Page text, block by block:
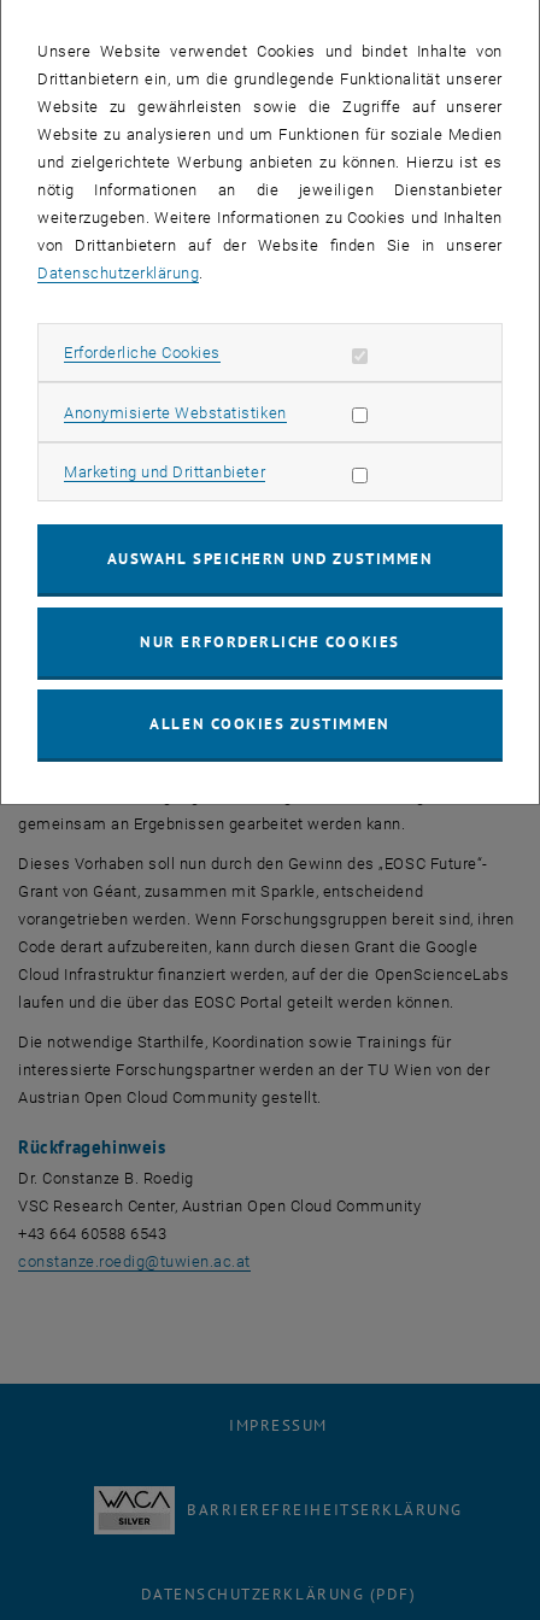
SolcheComputercodesmit anderen zu teilen – etwa mit
FachkollegInnen anderer Forschungsgruppen – ist oft sehr
schwierig: Es reicht nicht, den Codeweiterzugeben und darauf zu
vertrauen, dass jemand anderer ihn ordnungsgemäß zum Laufen
bringen kann. Meist ist die korrekte Installation und Compilierung
kompliziert, zeitaufwendig, umständlich und nicht auf einfache
Weise verifizierbar.
Wissenschaftler_innen darauf verzichten,
Zusammenarbeit lösbar sind.
OpenScienceLabsin der European Open Science Cloud
Zusammenarbeit erleichtern
Eine bessere und einfachere Zusammenarbeit soll nun durch
sogenannte „OpenScienceLabs for High Performance Computing“
in denen man einen Code platzieren und anderen Leuten darauf
Zugriff gewähren kann. Der Code kann dann sofort und unmittelbar
weniger rechenintensive Anwendungsfälle ausprobieren, um den
Umgang mit demCodezu lernen und vielleicht zu entscheiden, ob
auf einem Großrechner zu installieren.
Somit wird eine weltumspannende Zusammenarbeit möglich, durch
gemeinsam an Ergebnissen gearbeitet werden kann.
Dieses Vorhaben soll nun durch den Gewinn des „EOSC Future“-
Grant von Géant, zusammen mit Sparkle, entscheidend
vorangetrieben werden. Wenn Forschungsgruppen bereit sind, ihren
Code derart aufzubereiten, kann durch diesen Grant die Google
Cloud Infrastruktur finanziert werden, auf der die OpenScienceLabs
laufen und die über das EOSC Portal geteilt werden können.
Die notwendige Starthilfe, Koordination sowie Trainings für
interessierte Forschungspartner werden an der TU Wien von der
Austrian Open Cloud Community gestellt.
Rückfragehinweis
Dr. Constanze B. Roedig
VSC Research Center, Austrian Open Cloud Community
+43 664 60588 6543
constanze.roedig@tuwien.ac.at
IMPRESSUM
BARRIEREFREIHEITSERKLÄRUNG
DATENSCHUTZERKLÄRUNG (PDF)
Unsere Website verwendet Cookies und bindet Inhalte von
Drittanbietern ein, um die grundlegende Funktionalität unserer
Website zu gewährleisten sowie die Zugriffe auf unserer
Website zu analysieren und um Funktionen für soziale Medien
und zielgerichtete Werbung anbieten zu können. Hierzu ist es
nötig Informationen an die jeweiligen Dienstanbieter
weiterzugeben. Weitere Informationen zu Cookies und Inhalten
von Drittanbietern auf der Website finden Sie in unserer
Datenschutzerklärung
Erforderliche Cookies Erforderliche Cookies zulassen
Anonymisierte WebstatistikenStatistik Cookies zulassen
Marketing und DrittanbieterMarketing Cookies zulassen
AUSWAHL SPEICHERN UND ZUSTIMMEN
NUR ERFORDERLICHE COOKIES
ALLEN COOKIES ZUSTIMMEN